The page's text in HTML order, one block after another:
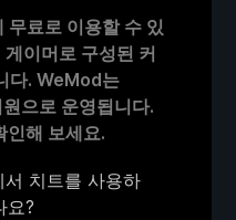
료로 이용할 수 있
이머로 구성된 커
다. WeMod는
으로 운영됩니다.
인해 보세요.
치트를 사용하
요?